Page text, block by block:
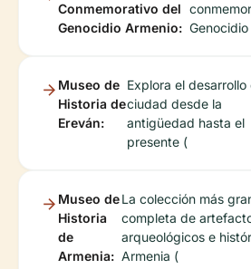
Conmemorativo del
Genocidio Armenio:
Museo de
Historia de
Ereván:
Explora el desarrollo
ciudad desde la
antigüedad hasta el
presente (
Museo de
Historia
de
Armenia:
La colección más
completa de
arqueológicos e
Armenia (